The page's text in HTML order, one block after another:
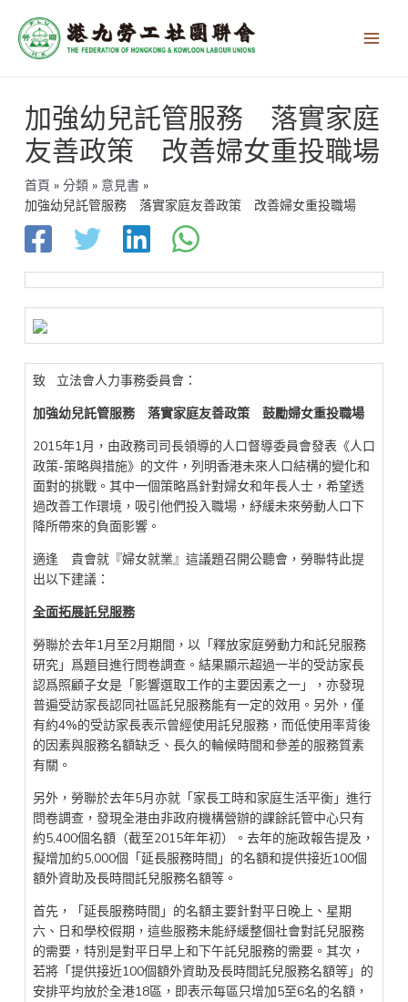
加強幼兒託管服務 落實家庭
友善政策 改善婦女重投職場
首頁 分類
意見書
加強幼兒託管服務 落實家庭友善政策 改善婦女重投職場
致 立法會人力事務委員會：
加強幼兒託管服務 落實家庭友善政策 鼓勵婦女重投職場
2015年1月，由政務司司長領導的人口督導委員會發表《人口
政策-策略與措施》的文件，列明香港未來人口結構的變化和
面對的挑戰。其中一個策略爲針對婦女和年長人士，希望透
過改善工作環境，吸引他們投入職場，紓緩未來勞動人口下
降所帶來的負面影響。
適逢 貴會就『婦女就業』這議題召開公聽會，勞聯特此提
出以下建議：
全面拓展託兒服務
勞聯於去年1月至2月期間，以「釋放家庭勞動力和託兒服務
研究」爲題目進行問卷調查。結果顯示超過一半的受訪家長
認爲照顧子女是「影響選取工作的主要因素之一」，亦發現
普遍受訪家長認同社區託兒服務能有一定的效用。另外，僅
有約4%的受訪家長表示曾經使用託兒服務，而低使用率背後
的因素與服務名額缺乏、長久的輪候時間和參差的服務質素
有關。
另外，勞聯於去年5月亦就「家長工時和家庭生活平衡」進行
問卷調查，發現全港由非政府機構營辦的課餘託管中心只有
約5,400個名額（截至2015年年初）。去年的施政報告提及，
擬增加約5,000個「延長服務時間」的名額和提供接近100個
額外資助及長時間託兒服務名額等。
首先，「延長服務時間」的名額主要針對平日晚上、星期
六、日和學校假期，這些服務未能紓緩整個社會對託兒服務
的需要，特別是對平日早上和下午託兒服務的需要。其次，
若將「提供接近100個額外資助及長時間託兒服務名額等」的
安排平均放於全港18區，即表示每區只增加5至6名的名額，
章
導
覽